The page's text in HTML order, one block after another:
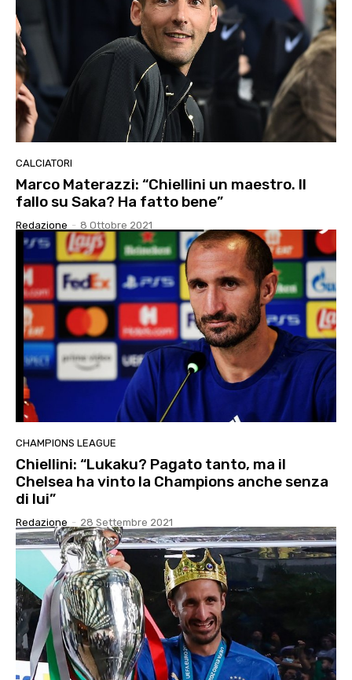
CALCIATORI
Marco Materazzi: “Chiellini un maestro. Il
fallo su Saka? Ha fatto bene”
Redazione - 8 Ottobre 2021
CHAMPIONS LEAGUE
Chiellini: “Lukaku? Pagato tanto, ma il
Chelsea ha vinto la Champions anche senza
di lui”
Redazione - 28 Settembre 2021